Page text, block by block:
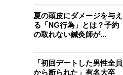
夏の頭皮にダメージを与え
る「NG行為」とは？予約
の取れない鍼灸師が...
「初回デートした男性全員
から断られた」有名大卒